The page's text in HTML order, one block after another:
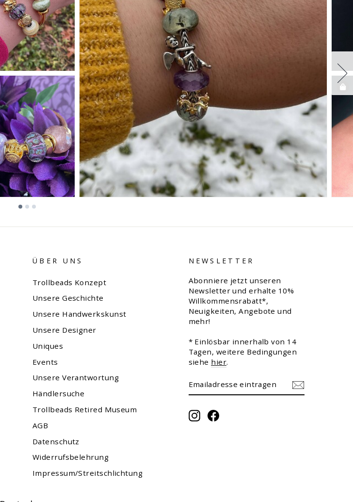
ÜBER UNS
Trollbeads Konzept
Unsere Geschichte
Unsere Handwerkskunst
Unsere Designer
Uniques
Events
Unsere Verantwortung
Händlersuche
Trollbeads Retired Museum
AGB
Datenschutz
Widerrufsbelehrung
Impressum/Streitschlichtung
NEWSLETTER
Abonniere jetzt unseren
Newsletter und erhalte 10%
Willkommensrabatt*,
Neuigkeiten, Angebote und
mehr!
* Einlösbar innerhalb von 14
Tagen, weitere Bedingungen
siehe hier.
EINTRAGEN
InstagramFacebook